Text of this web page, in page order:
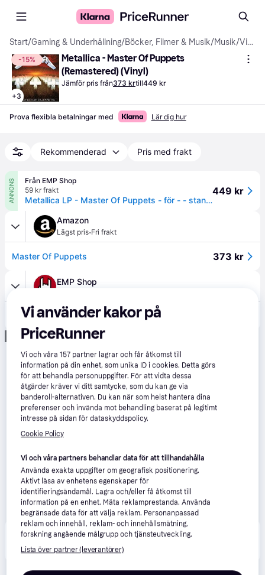
Start/Gaming & Underhållning/Böcker, Filmer & Musik/Musik/ Vinyl
-15%
+3
Metallica - Master Of Puppets
(Remastered) (Vinyl)
Jämför pris från373 krtill449 kr
Prova flexibla betalningar med Lär dig hur
Rekommenderad Pris med frakt
ANNONS
Från EMP Shop
59 kr frakt
Metallica LP - Master Of Puppets - för - - standard - Standard
449 kr
Amazon
Lägst pris·Fri frakt
Master Of Puppets 373 kr
EMP Shop
Annons
Produkten finns även hos 1 butik som valt att inte
samarbeta med PriceRunner.
Vi använder kakor på
PriceRunner
Vi och våra157 partner lagrar och får åtkomst till
information på din enhet, som unika ID i cookies. Detta görs
för att behandla personuppgifter. För att vidta dessa
åtgärder kräver vi ditt samtycke, som du kan ge via
banderoll-alternativen. Du kan när som helst hantera dina
preferenser och invända mot behandling baserat på legitimt
intresse på sidan för dataskyddspolicy.
Cookie Policy
Vi och våra partners behandlar data för att tillhandahålla
Använda exakta uppgifter om geografisk positionering.
Aktivt läsa av enhetens egenskaper för
identifieringsändamål. Lagra och/eller få åtkomst till
information på en enhet. Mäta reklamprestanda. Använda
begränsade data för att välja reklam. Personanpassad
reklam och innehåll, reklam- och innehållsmätning,
forskning angående målgrupp och tjänsteutveckling.
Lista över partner (leverantörer)